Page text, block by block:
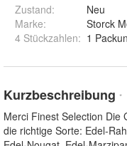
Zustand:
Neu
Marke:
Storck
4 Stückzahlen:
Kurzbeschreibung *
Merci Finest Selection Die
die richtige Sorte: Edel-